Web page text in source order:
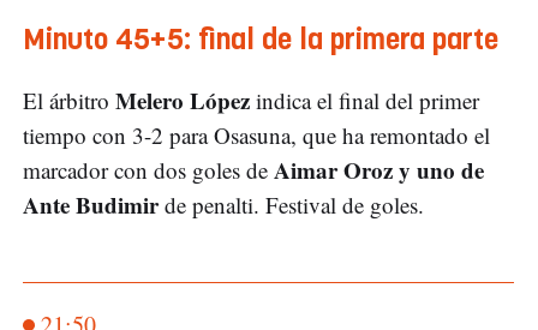
Minuto 45+5: final de la primera parte
El árbitro Melero López indica el final del primer
tiempo con 3-2 para Osasuna, que ha remontado el
marcador con dos goles de Aimar Oroz y uno de
Ante Budimirde penalti. Festival de goles.